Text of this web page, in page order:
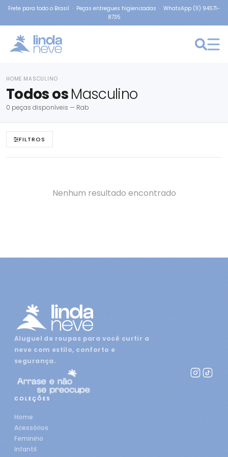
Frete para todo o Brasil · Peças entregues higienizadas · WhatsApp (11) 94571-
8735
HOME MASCULINO
Todos osMasculino
0 peças disponíveis — Rab
FILTROS
Nenhum resultado encontrado
Aluguel de roupas para você curtir a
neve com estilo, conforto e
segurança.
COLEÇÕES
Home
Acessórios
Feminino
Infantil